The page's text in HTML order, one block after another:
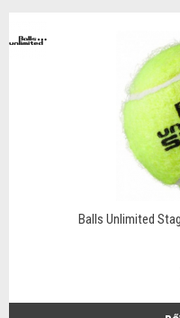
Balls Unlimited